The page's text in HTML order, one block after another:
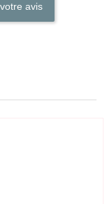
avis